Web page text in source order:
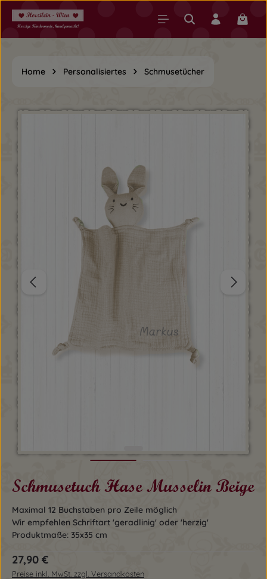
Zum Hauptinhalt springen
Home Personalisiertes Schmusetücher
Bildergalerie überspringen
Schmusetuch Hase Musselin Beige
Maximal 12 Buchstaben pro Zeile möglich
Wir empfehlen Schriftart 'geradlinig' oder 'herzig'
Produktmaße: 35x35 cm
Regulärer Preis:
27,90 €
Preise inkl. MwSt. zzgl. Versandkosten